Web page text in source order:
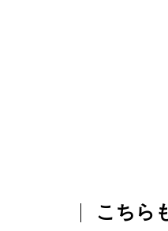
こちら